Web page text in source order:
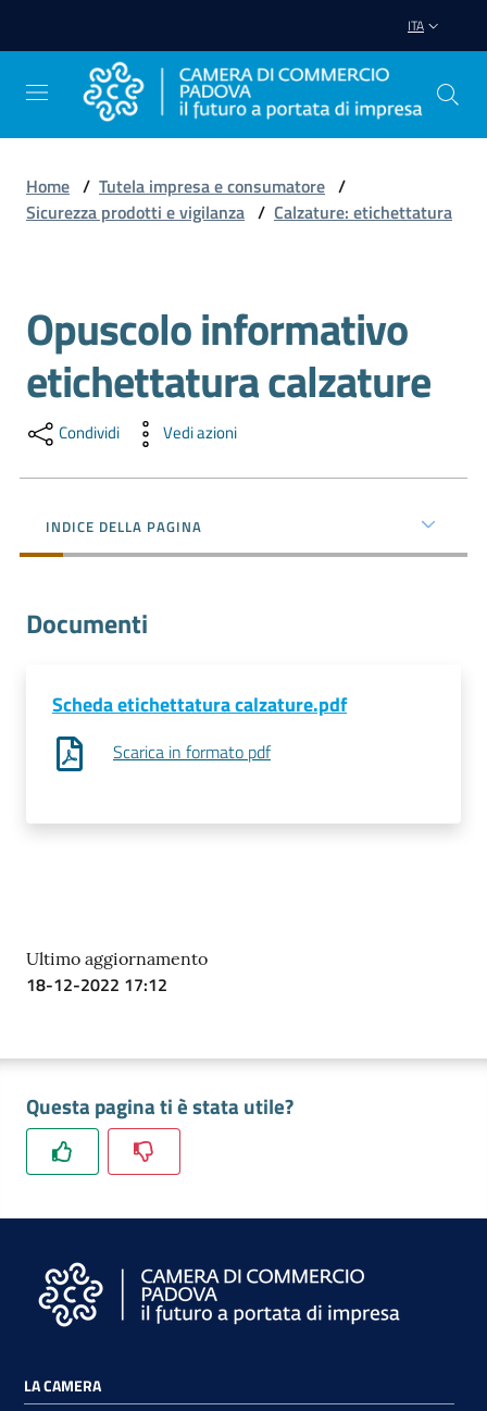
ITA
Avviare
Gestire
Impresa
Promuovere
Impresa
territorio
Tutelare
Impresa
Consumatore
Impresa
Prenota
zione
Servizi
Home / Tutela impresa e consumatore /
Sicurezza prodotti e vigilanza / Calzature: etichettatura
Salta al contenuto
Opuscolo informativo
etichettatura calzature
Condividi Vedi azioni
INDICE DELLA PAGINA
Documenti
Scheda etichettatura calzature.pdf
Scarica in formato pdf
Ultimo aggiornamento
18-12-2022 17:12
Questa pagina ti è stata utile?
LA CAMERA